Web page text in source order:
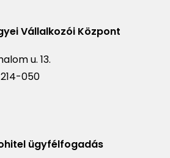
Vállalkozói Központ
u. 13.
050
ügyfélfogadás